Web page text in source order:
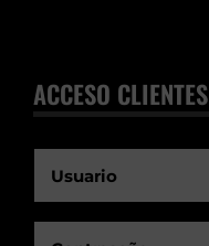
ACCESO CLIENTES